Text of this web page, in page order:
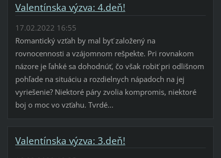
Valentínska výzva: 4.deň!
17.02.2022 16:55
Romantický vzťah by mal byť založený na
rovnocennosti a vzájomnom rešpekte. Pri rovnakom
názore je ľahké sa dohodnúť, čo však robiť pri odlišnom
pohľade na situáciu a rozdielnych nápadoch na jej
vyriešenie? Niektoré páry zvolia kompromis, niektoré
boj o moc vo vzťahu. Tvrdé...
Valentínska výzva: 3.deň!